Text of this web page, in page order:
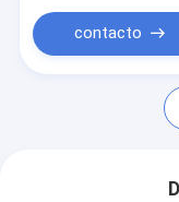
máquina da
Imprensa
imprensa de
contacto